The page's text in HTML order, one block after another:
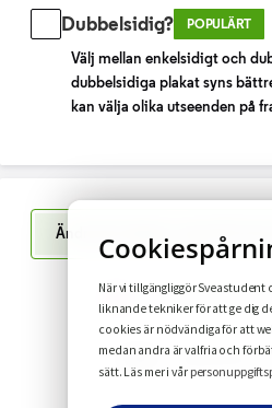
Dubbelsidig? POPULÄRT
Välj mellan enkelsidigt och
dubbelsidiga plakat syns
kan välja olika utseenden på
Ändra din design i upp till 10
Har du funderingar?
FAQ Leverans
När vi tillgängliggör
liknande tekniker för att ge dig
cookies är nödvändiga för att
medan andra är valfria och
sätt. Läs mer i vår